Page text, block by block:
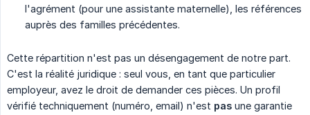
l'agrément (pour une assistante maternelle), les références
auprès des familles précédentes.
Cette répartition n'est pas un désengagement de notre part.
C'est la réalité juridique : seul vous, en tant que particulier
employeur, avez le droit de demander ces pièces. Un profil
vérifié techniquement (numéro, email) n'est pas une garantie